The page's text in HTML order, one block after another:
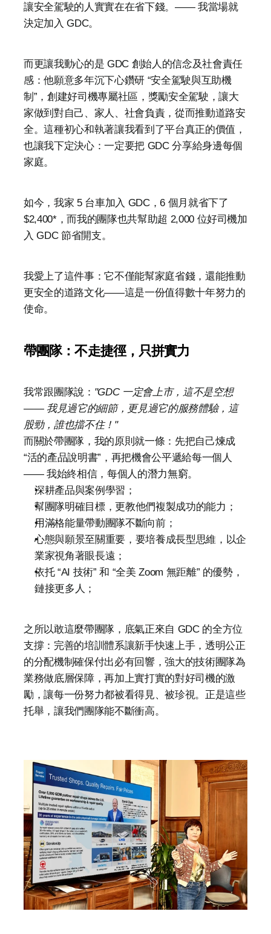
讓安全駕駛的人實實在在省下錢。—— 我當場就
決定加入 GDC。
而更讓我動心的是 GDC 創始人的信念及社會責任
感：他願意多年沉下心鑽研 “安全駕駛與互助機
制”，創建好司機專屬社區，獎勵安全駕駛，讓大
家做到對自己、家人、社會負責，從而推動道路安
全。這種初心和執著讓我看到了平台真正的價值，
也讓我下定決心：一定要把 GDC 分享給身邊每個
家庭。
如今，我家 5 台車加入 GDC，6 個月就省下了
$2,400*，而我的團隊也共幫助超 2,000 位好司機加
入 GDC 節省開支。
我愛上了這件事：它不僅能幫家庭省錢，還能推動
更安全的道路文化——這是一份值得數十年努力的
使命。
帶團隊：不走捷徑，只拼實力
我常跟團隊說： "GDC 一定會上市，這不是空想
—— 我見過它的細節，更見過它的服務體驗，這
股勁，誰也擋不住！"
而關於帶團隊，我的原則就一條：先把自己煉成
“活的產品說明書”，再把機會公平遞給每一個人
—— 我始終相信，每個人的潛力無窮。
深耕產品與案例學習；
幫團隊明確目標，更教他們複製成功的能力；
用滿格能量帶動團隊不斷向前；
心態與願景至關重要，要培養成長型思維，以企
業家視角著眼長遠；
依托 “AI 技術” 和 “全美 Zoom 無距離” 的優勢，
鏈接更多人；
之所以敢這麼帶團隊，底氣正來自 GDC 的全方位
支撐：完善的培訓體系讓新手快速上手，透明公正
的分配機制確保付出必有回響，強大的技術團隊為
業務做底層保障，再加上實打實的對好司機的激
勵，讓每一份努力都被看得見、被珍視。正是這些
托舉，讓我們團隊能不斷衝高。